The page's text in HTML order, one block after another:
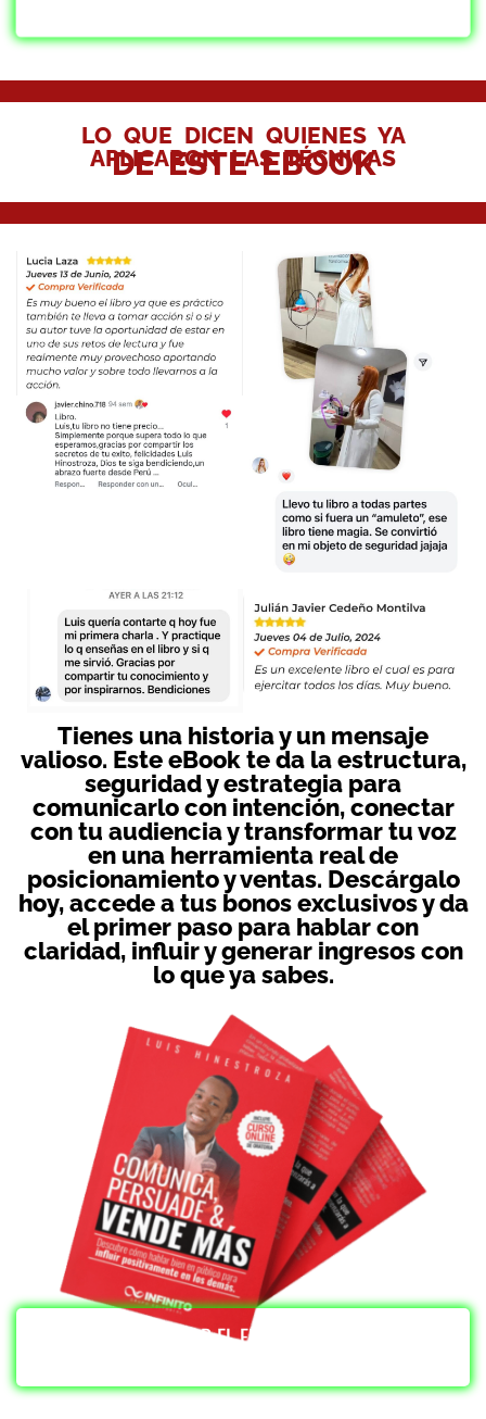
LO QUE DICEN QUIENES YA
APLICARON LAS TÉCNICAS
DE ESTE EBOOK
Tienes una historia y un mensaje
valioso. Este eBook te da la estructura,
seguridad y estrategia para
comunicarlo con intención, conectar
con tu audiencia y transformar tu voz
en una herramienta real de
posicionamiento y ventas. Descárgalo
hoy, accede a tus bonos exclusivos y da
el primer paso para hablar con
claridad, influir y generar ingresos con
lo que ya sabes.
COMPRAR EL EBOOK AHORA